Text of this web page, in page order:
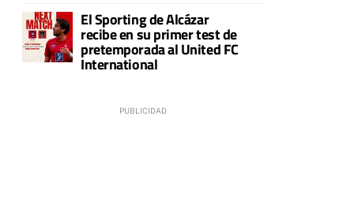
El Sporting de Alcázar
recibe en su primer test de
pretemporada al United FC
International